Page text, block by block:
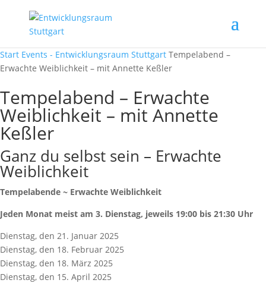
Start Events - Entwicklungsraum Stuttgart Tempelabend –
Erwachte Weiblichkeit – mit Annette Keßler
Tempelabend – Erwachte
Weiblichkeit – mit Annette
Keßler
Ganz du selbst sein – Erwachte
Weiblichkeit
Tempelabende ~ Erwachte Weiblichkeit
Jeden Monat meist am 3. Dienstag, jeweils 19:00 bis 21:30 Uhr
Dienstag, den 21. Januar 2025
Dienstag, den 18. Februar 2025
Dienstag, den 18. März 2025
Dienstag, den 15. April 2025